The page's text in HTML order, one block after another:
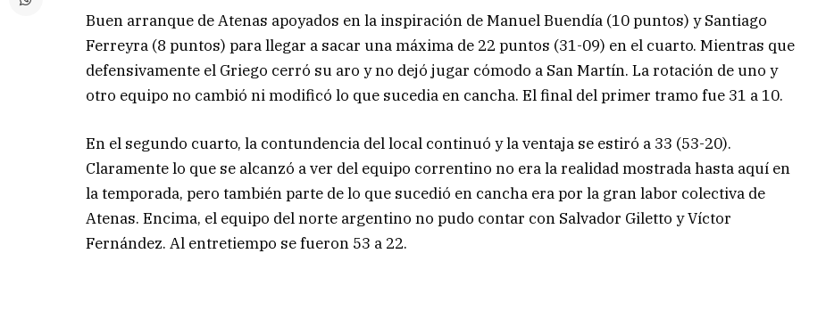
Buen arranque de Atenas apoyados en la inspiración de Manuel Buendía (10 puntos) y Santiago
Ferreyra (8 puntos) para llegar a sacar una máxima de 22 puntos (31-09) en el cuarto. Mientras que
defensivamente el Griego cerró su aro y no dejó jugar cómodo a San Martín. La rotación de uno y
otro equipo no cambió ni modificó lo que sucedia en cancha. El final del primer tramo fue 31 a 10.
En el segundo cuarto, la contundencia del local continuó y la ventaja se estiró a 33 (53-20).
Claramente lo que se alcanzó a ver del equipo correntino no era la realidad mostrada hasta aquí en
la temporada, pero también parte de lo que sucedió en cancha era por la gran labor colectiva de
Atenas. Encima, el equipo del norte argentino no pudo contar con Salvador Giletto y Víctor
Fernández. Al entretiempo se fueron 53 a 22.